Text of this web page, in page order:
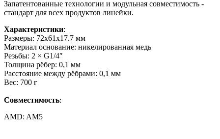
Запатентованные технологии и модульная совместимость -
стандарт для всех продуктов линейки.
Характеристики:
Размеры: 72х61х17.7 мм
Материал основание: никелированная медь
Резьбы: 2 × G1/4″
Толщина рёбер: 0,1 мм
Расстояние между рёбрами: 0,1 мм
Вес: 700 г
Совместимость:
AMD: AM5